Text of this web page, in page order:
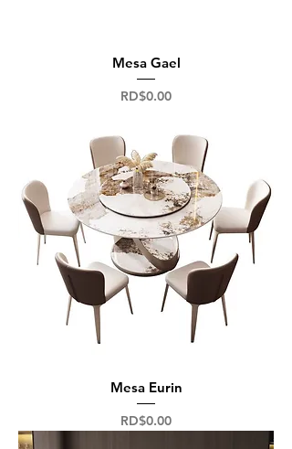
Mesa Gael
Precio
RD$0.00
Mesa Eurin
Precio
RD$0.00